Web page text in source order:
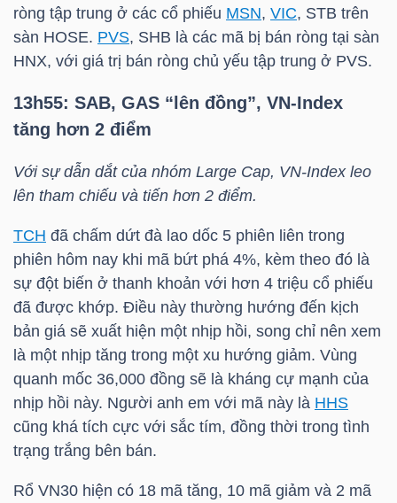
ròng tập trung ở các cổ phiếu MSN, VIC, STB trên
sàn HOSE. PVS, SHB là các mã bị bán ròng tại sàn
HNX, với giá trị bán ròng chủ yếu tập trung ở PVS.
13h55: SAB, GAS “lên đồng”, VN-Index
tăng hơn 2 điểm
Với sự dẫn dắt của nhóm Large Cap, VN-Indexleo
lên tham chiếu và tiến hơn 2 điểm.
TCH đã chấm dứt đà lao dốc 5 phiên liên trong
phiên hôm nay khi mã bứt phá 4%, kèm theo đó là
sự đột biến ở thanh khoản với hơn 4 triệu cổ phiếu
đã được khớp. Điều này thường hướng đến kịch
bản giá sẽ xuất hiện một nhịp hồi, song chỉ nên xem
là một nhịp tăng trong một xu hướng giảm. Vùng
quanh mốc 36,000 đồng sẽ là kháng cự mạnh của
nhịp hồi này. Người anh em với mã này là HHS
cũng khá tích cực với sắc tím, đồng thời trong tình
trạng trắng bên bán.
Rổ VN30 hiện có 18 mã tăng, 10 mã giảm và 2 mã
VĨ
MÔ
NGÀNH
CỔ
PHIẾU
PHÁI
SINH